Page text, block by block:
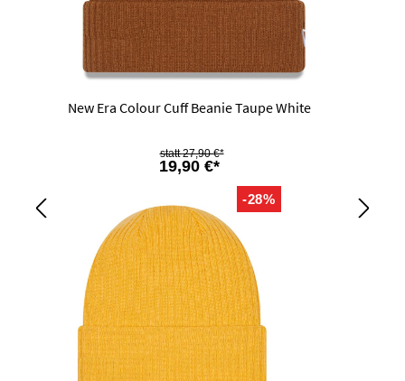
New Era Colour Cuff Beanie Taupe White
19,90 €*
27,90 €*
-28%